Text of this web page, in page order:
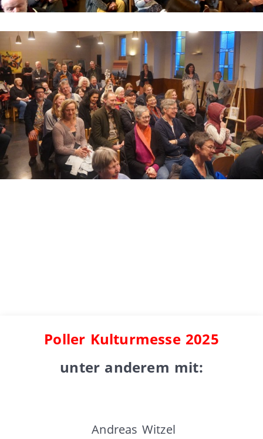
Poller Kulturmesse 2025
unter anderem mit:
Andreas Witzel